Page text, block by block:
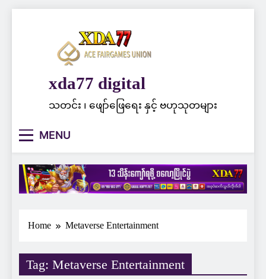
xda77 digital
သတင်း ၊ ဖျော်ဖြေရေး နှင့် ဗဟုသုတများ
MENU
Home Metaverse Entertainment
Tag: Metaverse Entertainment